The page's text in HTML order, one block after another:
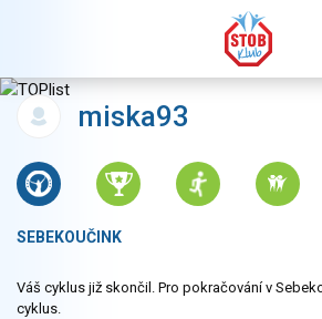
miska93
SEBEKOUČINK
Váš cyklus již skončil. Pro pokračování v
cyklus.